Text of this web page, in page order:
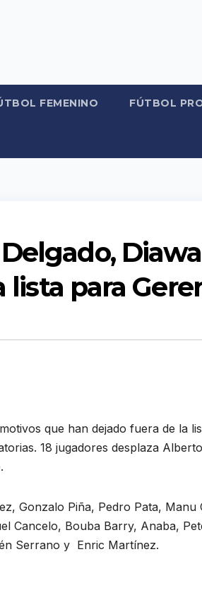
FEMENINO FÚTBOL
para
que han dejado fuera de la
18 jugadores desplaza
Gonzalo Piña, Pedro Pata, Manu
Cancelo, Bouba Barry, Anaba,
Serrano y Enric Martínez.